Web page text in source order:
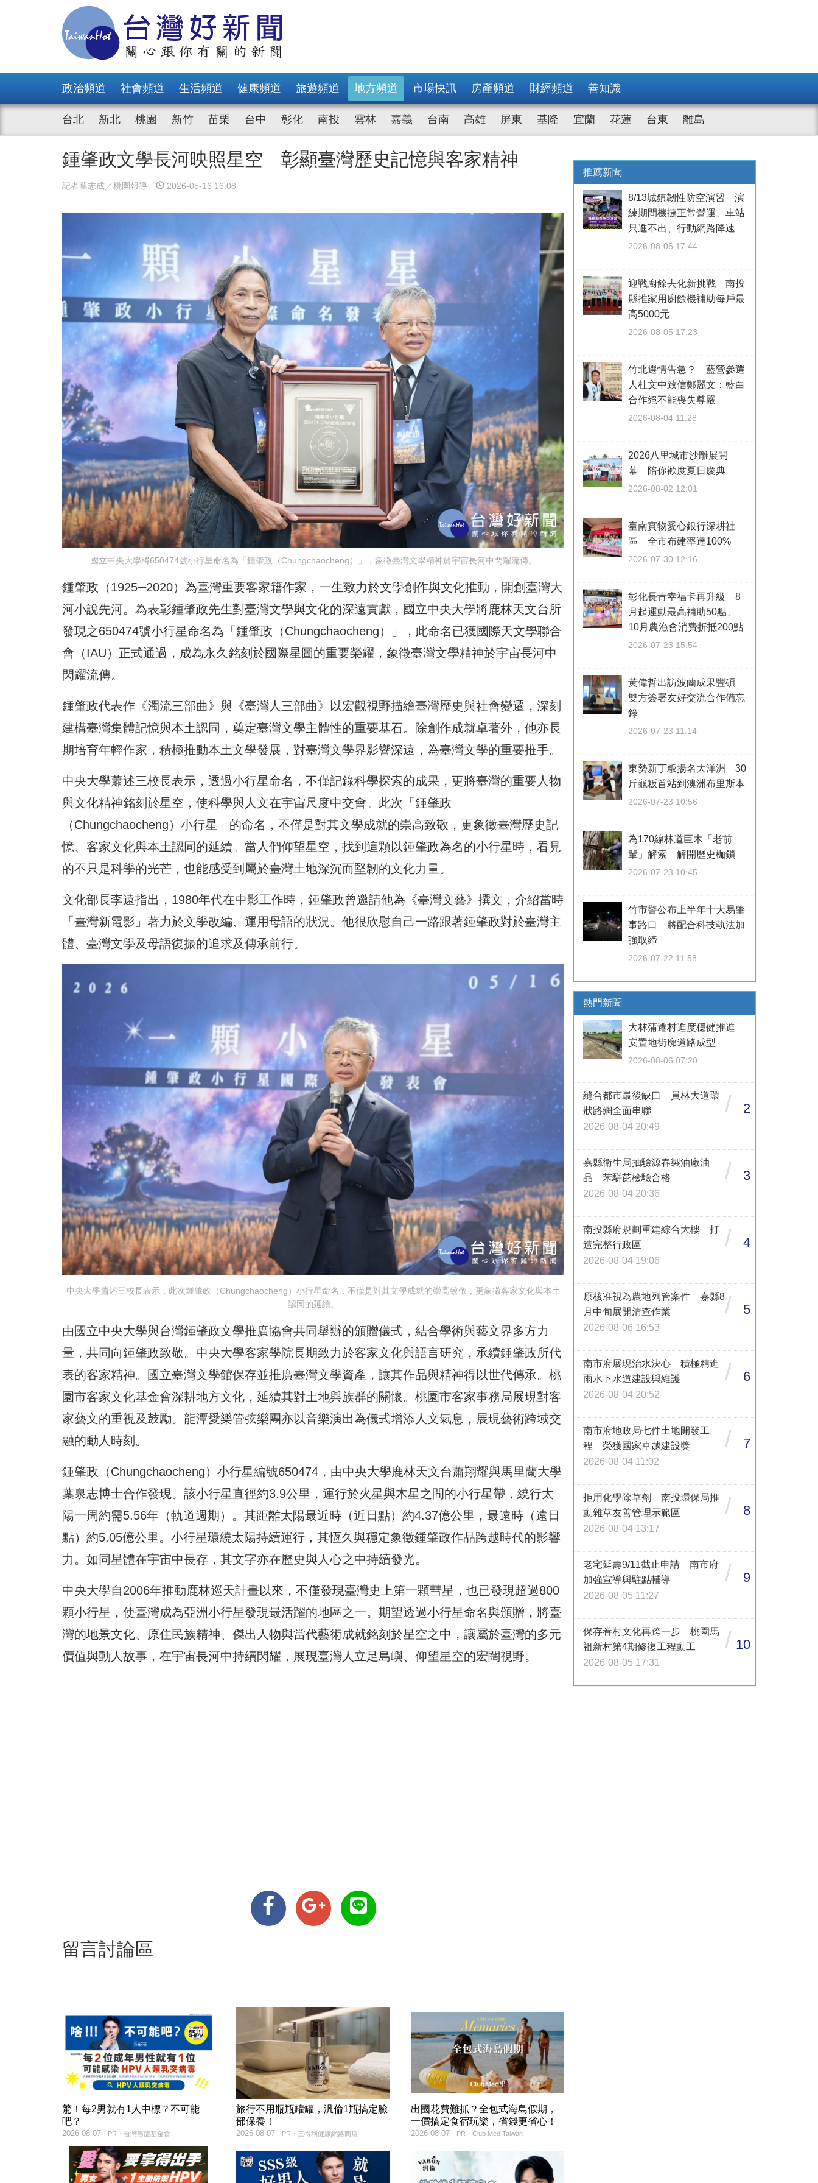
政治頻道 社會頻道 生活頻道 健康頻道 旅遊頻道 地方頻道 市場快訊 房產頻道 財經頻道 善知識
台北 新北 桃園 新竹 苗栗 台中 彰化 南投 雲林 嘉義 台南 高雄 屏東 基隆 宜蘭 花蓮 台東 離島
鍾肇政文學長河映照星空 彰顯臺灣歷史記憶與客家精神
記者葉志成／桃園報導 2026-05-16 16:08
國立中央大學將650474號小行星命名為「鍾肇政（Chungchaocheng）」，象徵臺灣文學精神於宇宙長河中閃耀流傳。
鍾肇政（1925─2020）為臺灣重要客家籍作家，一生致力於文學創作與文化推動，開創臺灣大
河小說先河。為表彰鍾肇政先生對臺灣文學與文化的深遠貢獻，國立中央大學將鹿林天文台所
發現之650474號小行星命名為「鍾肇政（Chungchaocheng）」，此命名已獲國際天文學聯合
會（IAU）正式通過，成為永久銘刻於國際星圖的重要榮耀，象徵臺灣文學精神於宇宙長河中
閃耀流傳。
鍾肇政代表作《濁流三部曲》與《臺灣人三部曲》以宏觀視野描繪臺灣歷史與社會變遷，深刻
建構臺灣集體記憶與本土認同，奠定臺灣文學主體性的重要基石。除創作成就卓著外，他亦長
期培育年輕作家，積極推動本土文學發展，對臺灣文學界影響深遠，為臺灣文學的重要推手。
中央大學蕭述三校長表示，透過小行星命名，不僅記錄科學探索的成果，更將臺灣的重要人物
與文化精神銘刻於星空，使科學與人文在宇宙尺度中交會。此次「鍾肇政
（Chungchaocheng）小行星」的命名，不僅是對其文學成就的崇高致敬，更象徵臺灣歷史記
憶、客家文化與本土認同的延續。當人們仰望星空，找到這顆以鍾肇政為名的小行星時，看見
的不只是科學的光芒，也能感受到屬於臺灣土地深沉而堅韌的文化力量。
文化部長李遠指出，1980年代在中影工作時，鍾肇政曾邀請他為《臺灣文藝》撰文，介紹當時
「臺灣新電影」著力於文學改編、運用母語的狀況。他很欣慰自己一路跟著鍾肇政對於臺灣主
體、臺灣文學及母語復振的追求及傳承前行。
中央大學蕭述三校長表示，此次鍾肇政（Chungchaocheng）小行星命名，不僅是對其文學成就的崇高致敬，更象徵客家文化與本土
認同的延續。
由國立中央大學與台灣鍾肇政文學推廣協會共同舉辦的頒贈儀式，結合學術與藝文界多方力
量，共同向鍾肇政致敬。中央大學客家學院長期致力於客家文化與語言研究，承續鍾肇政所代
表的客家精神。國立臺灣文學館保存並推廣臺灣文學資產，讓其作品與精神得以世代傳承。桃
園市客家文化基金會深耕地方文化，延續其對土地與族群的關懷。桃園市客家事務局展現對客
家藝文的重視及鼓勵。龍潭愛樂管弦樂團亦以音樂演出為儀式增添人文氣息，展現藝術跨域交
融的動人時刻。
鍾肇政（Chungchaocheng）小行星編號650474，由中央大學鹿林天文台蕭翔耀與馬里蘭大學
葉泉志博士合作發現。該小行星直徑約3.9公里，運行於火星與木星之間的小行星帶，繞行太
陽一周約需5.56年（軌道週期）。其距離太陽最近時（近日點）約4.37億公里，最遠時（遠日
點）約5.05億公里。小行星環繞太陽持續運行，其恆久與穩定象徵鍾肇政作品跨越時代的影響
力。如同星體在宇宙中長存，其文字亦在歷史與人心之中持續發光。
中央大學自2006年推動鹿林巡天計畫以來，不僅發現臺灣史上第一顆彗星，也已發現超過800
顆小行星，使臺灣成為亞洲小行星發現最活躍的地區之一。期望透過小行星命名與頒贈，將臺
灣的地景文化、原住民族精神、傑出人物與當代藝術成就銘刻於星空之中，讓屬於臺灣的多元
價值與動人故事，在宇宙長河中持續閃耀，展現臺灣人立足島嶼、仰望星空的宏闊視野。
留言討論區
驚！每2男就有1人中標？不可能
吧？
PR・台灣癌症基金會
2026-08-07
旅行不用瓶瓶罐罐，汎倫1瓶搞定臉
部保養！
PR・三得利健康網路商店
2026-08-07
出國花費難抓？全包式海島假期，
一價搞定食宿玩樂，省錢更省心！
PR・Club Med Taiwan
2026-08-07
推薦新聞
8/13城鎮韌性防空演習 演
練期間機捷正常營運、車站
只進不出、行動網路降速
2026-08-06 17:44
迎戰廚餘去化新挑戰 南投
縣推家用廚餘機補助每戶最
高5000元
2026-08-05 17:23
竹北選情告急？ 藍營參選
人杜文中致信鄭麗文：藍白
合作絕不能喪失尊嚴
2026-08-04 11:28
2026八里城市沙雕展開
幕 陪你歡度夏日慶典
2026-08-02 12:01
臺南實物愛心銀行深耕社
區 全市布建率達100%
2026-07-30 12:16
彰化長青幸福卡再升級 8
月起運動最高補助50點、
10月農漁會消費折抵200點
2026-07-23 15:54
黃偉哲出訪波蘭成果豐碩
雙方簽署友好交流合作備忘
錄
2026-07-23 11:14
東勢新丁粄揚名大洋洲 30
斤龜粄首站到澳洲布里斯本
2026-07-23 10:56
為170線林道巨木「老前
輩」解索 解開歷史枷鎖
2026-07-23 10:45
竹市警公布上半年十大易肇
事路口 將配合科技執法加
強取締
2026-07-22 11:58
熱門新聞
大林蒲遷村進度穩健推進
安置地街廓道路成型
2026-08-06 07:20
縫合都市最後缺口 員林大道環
狀路網全面串聯
2026-08-04 20:49
/ 2
嘉縣衛生局抽驗源春製油廠油
品 苯駢芘檢驗合格
2026-08-04 20:36
/ 3
南投縣府規劃重建綜合大樓 打
造完整行政區
2026-08-04 19:06
/ 4
原核准視為農地列管案件 嘉縣8
月中旬展開清查作業
2026-08-06 16:53
/ 5
南市府展現治水決心 積極精進
雨水下水道建設與維護
2026-08-04 20:52
/ 6
南市府地政局七件土地開發工
程 榮獲國家卓越建設獎
2026-08-04 11:02
/ 7
拒用化學除草劑 南投環保局推
動雜草友善管理示範區
2026-08-04 13:17
/ 8
老宅延壽9/11截止申請 南市府
加強宣導與駐點輔導
2026-08-05 11:27
/ 9
保存眷村文化再跨一步 桃園馬
祖新村第4期修復工程動工
2026-08-05 17:31
/ 10